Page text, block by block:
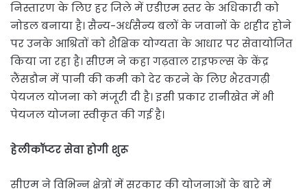
निस्तारण के लिए हर जिले में एडीएम स्तर के अधिकारी को
नोडल बनाया है। सैन्य-अर्धसैन्य बलों के जवानों के शहीद होने
पर उनके आश्रितों को शैक्षिक योग्यता के आधार पर सेवायोजित
किया जा रहा है। सीएम ने कहा गढ़वाल राइफल्स के केंद्र
लैंसडौन में पानी की कमी को देर करने के लिए भैरवगढ़ी
पेयजल योजना को मंजूरी दी है। इसी प्रकार रानीखेत में भी
पेयजल योजना स्वीकृत की गई है।
हेलीकॉप्टर सेवा होगी शुरू
सीएम ने विभिन्न क्षेत्रों में सरकार की योजनाओं के बारे में